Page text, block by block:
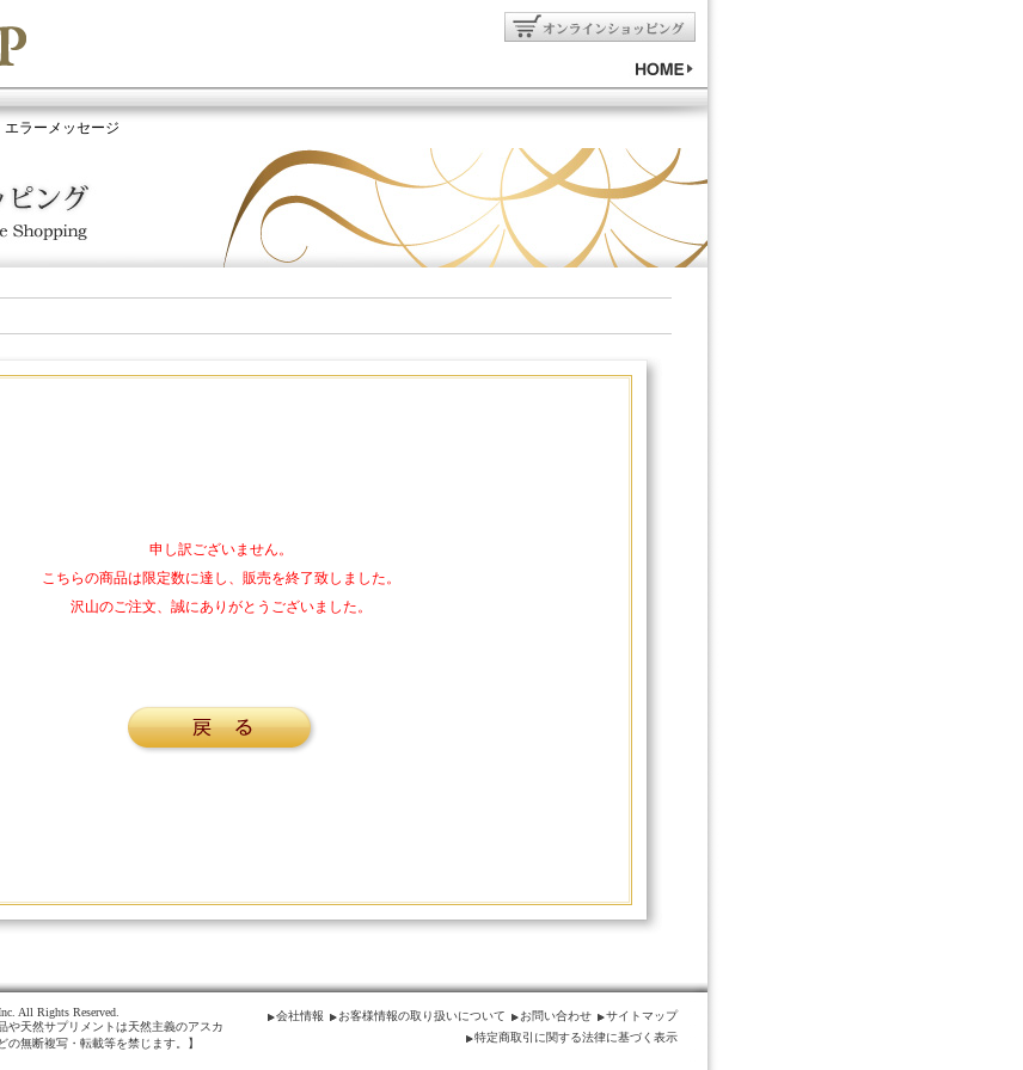
エラーメッセージ
申し訳ございません。
こちらの商品は限定数に達し、販売を終了致しました。
沢山のご注文、誠にありがとうございました。
サイトマップ
お問い合わせ
お客様情報の取り扱いについて
会社情報
特定商取引に関する法律に基づく表示
All Rights Reserved.
や天然サプリメントは天然主義のアスカ
の無断複写・転載等を禁じます。】